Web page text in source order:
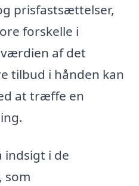
prisfastsættelser,
forskelle i
af det
tilbud i hånden kan
at træffe en
indsigt i de
som